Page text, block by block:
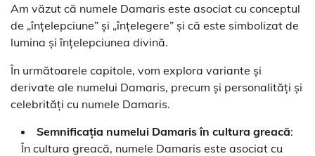
Am văzut că numele Damaris este asociat cu conceptul
de „înțelepciune” și „înțelegere” și că este simbolizat de
lumina și înțelepciunea divină.
În următoarele capitole, vom explora variante și
derivate ale numelui Damaris, precum și personalități și
celebrități cu numele Damaris.
Semnificația numelui Damaris în cultura greacă:
În cultura greacă, numele Damaris este asociat cu